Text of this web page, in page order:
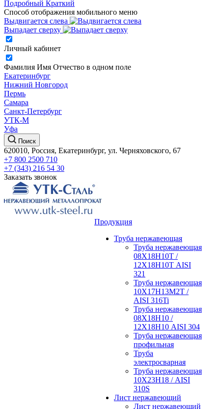
Подробный Краткий
Способ отображения мобильного меню
Выдвигается слева
Выпадает сверху
Личный кабинет
Фамилия Имя Отчество в одном поле
Екатеринбург
Нижний Новгород
Пермь
Самара
Санкт-Петербург
УТК-М
Уфа
Поиск
620010, Россия, Екатеринбург, ул. Черняховского, 67
+7 800 2500 710
+7 (343) 216 54 30
Заказать звонок
Продукция
Труба нержавеющая
Труба нержавеющая
08Х18Н10Т /
12Х18Н10Т AISI
321
Труба нержавеющая
10Х17Н13М2Т /
AISI 316Ti
Труба нержавеющая
08Х18Н10 /
12Х18Н10 AISI 304
Труба нержавеющая
профильная
Труба
электросварная
Труба нержавеющая
10Х23Н18 / AISI
310S
Лист нержавеющий
Лист нержавеющий